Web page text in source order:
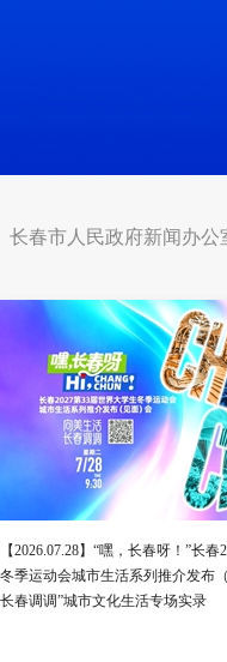
长春市人民政府新闻办公
【2026.07.28】“嘿，长春呀！”长
冬季运动会城市生活系列推介发布
长春调调”城市文化生活专场实录